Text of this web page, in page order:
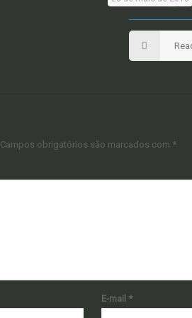
Campos obrigatórios são marcados com *
E-mail *